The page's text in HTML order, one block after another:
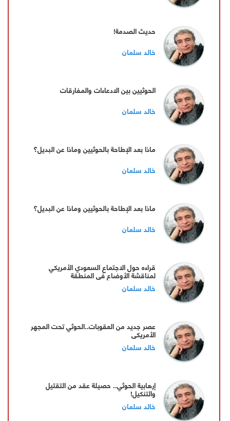
حديث الصدمة!
خالد سلمان
الحوثيين بين الادعاءات والمفارقات
خالد سلمان
ماذا بعد الإطاحة بالحوثيين وماذا عن البديل؟
خالد سلمان
ماذا بعد الإطاحة بالحوثيين وماذا عن البديل؟
خالد سلمان
قراءه حول الاجتماع السعودي الأمريكي
لمناقشة الأوضاع في المنطقة
خالد سلمان
عصر جديد من العقوبات..الحوثي تحت المجهر
الأمريكي
خالد سلمان
إرهابية الحوثي.. حصيلة عقد من التقتيل
والتنكيل!
خالد سلمان